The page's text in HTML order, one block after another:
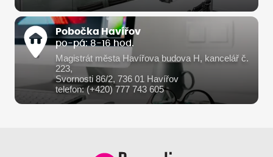
Pobočka Havířov
po-pá: 8-16 hod.
Magistrát města Havířova budova H, kancelář č.
223,
Svornosti 86/2, 736 01 Havířov
telefon: (+420) 777 743 605